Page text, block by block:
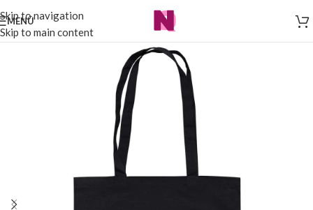
Skip to navigation
Skip to main content
MENÜ